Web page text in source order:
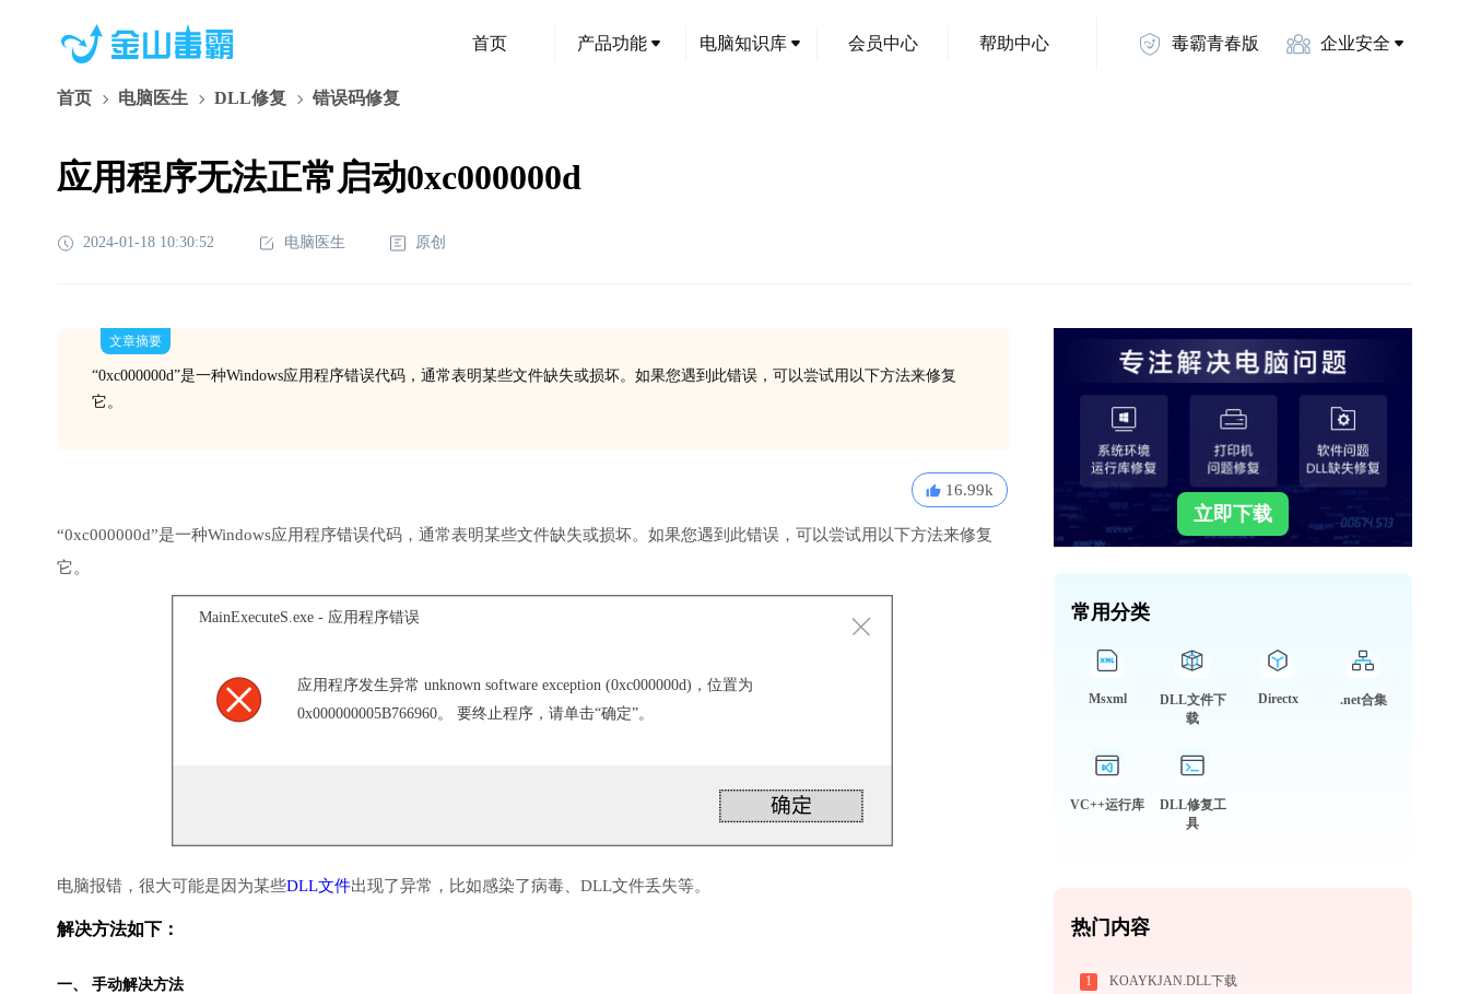
首页 产品功能 电脑知识库 会员中心 帮助中心 毒霸青春版 企业安全
首页 电脑医生 DLL修复 错误码修复
应用程序无法正常启动0xc000000d
2024-01-18 10:30:52 电脑医生 原创
文章摘要
“0xc000000d”是一种Windows应用程序错误代码，通常表明某些文件缺失或损坏。如果您遇到此错误，可以尝试用以下方法来修复
它。
16.99k
“0xc000000d”是一种Windows应用程序错误代码，通常表明某些文件缺失或损坏。如果您遇到此错误，可以尝试用以下方法来修复
它。
MainExecuteS.exe - 应用程序错误
应用程序发生异常 unknown software exception (0xc000000d)，位置为
0x000000005B766960。 要终止程序，请单击“确定”。
电脑报错，很大可能是因为某些DLL文件出现了异常，比如感染了病毒、DLL文件丢失等。
解决方法如下：
一、 手动解决方法
立即下载
常用分类
Msxml
DLL文件下
载
Directx .net合集
VC++运行库
DLL修复工
具
热门内容
1 KOAYKJAN.DLL下载